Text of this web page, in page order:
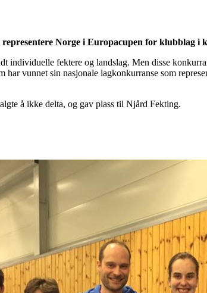
Norge i Europacupen for klubblag i
individuelle fektere og landslag. Men disse
har vunnet sin nasjonale lagkonkurranse som
å ikke delta, og gav plass til Njård Fekting.